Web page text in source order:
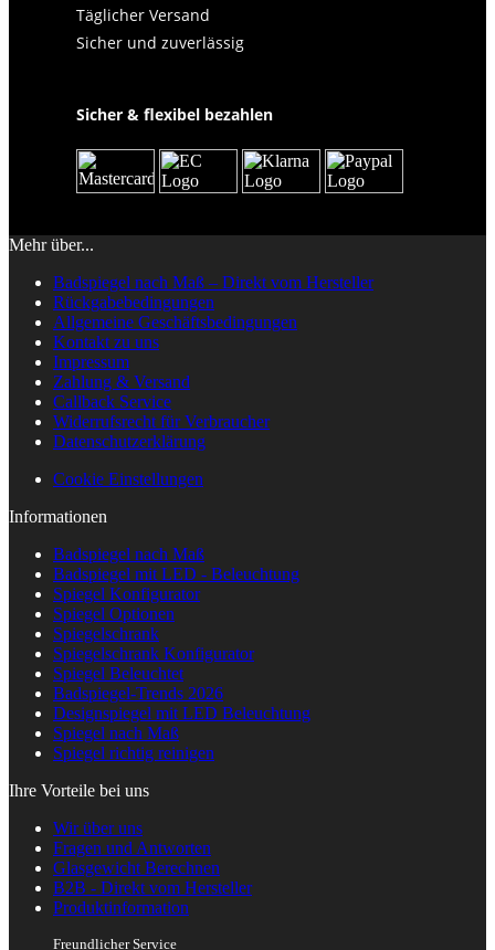
Täglicher Versand
Sicher und zuverlässig
Sicher & flexibel bezahlen
Mehr über...
Badspiegel nach Maß – Direkt vom Hersteller
Rückgabebedingungen
Allgemeine Geschäftsbedingungen
Kontakt zu uns
Impressum
Zahlung & Versand
Callback Service
Widerrufsrecht für Verbraucher
Datenschutzerklärung
Cookie Einstellungen
Informationen
Badspiegel nach Maß
Badspiegel mit LED - Beleuchtung
Spiegel Konfigurator
Spiegel Optionen
Spiegelschrank
Spiegelschrank Konfigurator
Spiegel Beleuchtet
Badspiegel-Trends 2026
Designspiegel mit LED Beleuchtung
Spiegel nach Maß
Spiegel richtig reinigen
Ihre Vorteile bei uns
Wir über uns
Fragen und Antworten
Glasgewicht Berechnen
B2B - Direkt vom Hersteller
Produktinformation
Freundlicher Service